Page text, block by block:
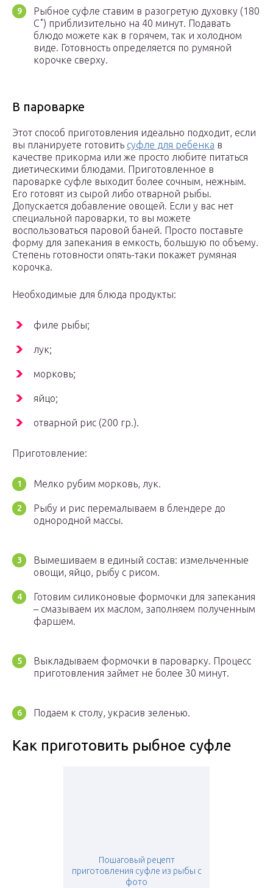
Рыбное суфле ставим в разогретую духовку (180
С˚) приблизительно на 40 минут. Подавать
блюдо можете как в горячем, так и холодном
виде. Готовность определяется по румяной
корочке сверху.­
В пароварке
Этот способ приготовления идеально подходит, если
вы планируете готовить суфле для ребенка в
качестве прикорма или же просто любите питаться
диетическими блюдами. Приготовленное в
пароварке суфле выходит более сочным, нежным.
Его готовят из сырой либо отварной рыбы.
Допускается добавление овощей. Если у вас нет
специальной пароварки, то вы можете
воспользоваться паровой баней. Просто поставьте
форму для запекания в емкость, большую по объему.
Степень готовности опять-таки покажет румяная
корочка.
Необходимые для блюда продукты:
филе рыбы;
лук;
морковь;
яйцо;
отварной рис (200 гр.).
Приготовление:
Мелко рубим морковь, лук.­
Рыбу и рис перемалываем в блендере до
однородной массы.
Вымешиваем в единый состав: измельченные
овощи, яйцо, рыбу с рисом.
Готовим силиконовые формочки для запекания
– смазываем их маслом, заполняем полученным
фаршем.
Выкладываем формочки в пароварку. Процесс
приготовления займет не более 30 минут.
Подаем к столу, украсив зеленью.
Как приготовить рыбное суфле
Пошаговый рецепт
приготовления суфле из рыбы с
фото